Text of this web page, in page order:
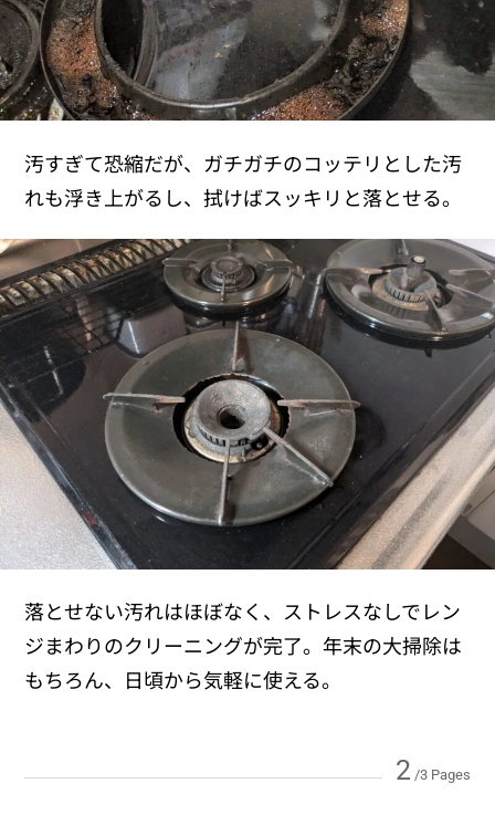
汚すぎて恐縮だが、ガチガチのコッテリとした汚
れも浮き上がるし、拭けばスッキリと落とせる。
落とせない汚れはほぼなく、ストレスなしでレン
ジまわりのクリーニングが完了。年末の大掃除は
もちろん、日頃から気軽に使える。
2 /3 Pages